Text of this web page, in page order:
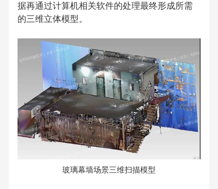
据再通过计算机相关软件的处理最终形成所需
的三维立体模型。
玻璃幕墙场景三维扫描模型